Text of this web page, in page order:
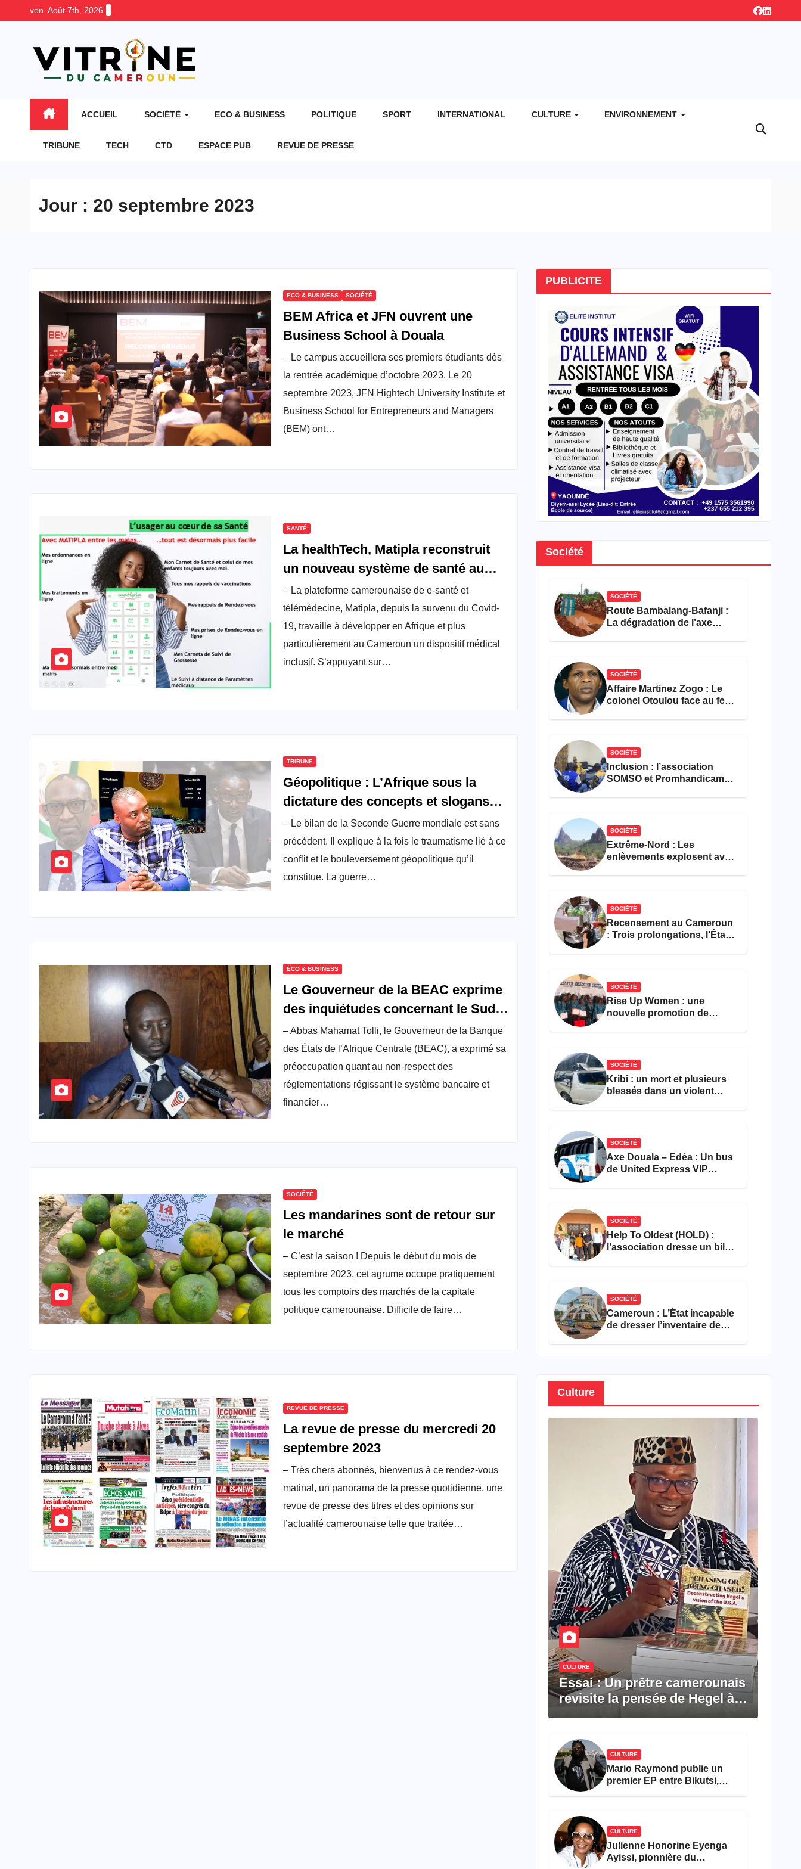
ven. Août 7th, 2026
ACCUEIL SOCIÉTÉ ECO & BUSINESS POLITIQUE SPORT INTERNATIONAL CULTURE ENVIRONNEMENT
TRIBUNE TECH CTD ESPACE PUB REVUE DE PRESSE
Jour : 20 septembre 2023
ECO & BUSINESS SOCIÉTÉ
BEM Africa et JFN ouvrent une
Business School à Douala
– Le campus accueillera ses premiers étudiants dès
la rentrée académique d’octobre 2023. Le 20
septembre 2023, JFN Hightech University Institute et
Business School for Entrepreneurs and Managers
(BEM) ont…
SANTÉ
La healthTech, Matipla reconstruit
un nouveau système de santé au
Cameroun
– La plateforme camerounaise de e-santé et
télémédecine, Matipla, depuis la survenu du Covid-
19, travaille à développer en Afrique et plus
particulièrement au Cameroun un dispositif médical
inclusif. S’appuyant sur…
TRIBUNE
Géopolitique : L’Afrique sous la
dictature des concepts et slogans
internationaux à des fins
esclavagistes
– Le bilan de la Seconde Guerre mondiale est sans
précédent. Il explique à la fois le traumatisme lié à ce
conflit et le bouleversement géopolitique qu’il
constitue. La guerre…
ECO & BUSINESS
Le Gouverneur de la BEAC exprime
des inquiétudes concernant le Sud-
africain MTN au Cameroun
– Abbas Mahamat Tolli, le Gouverneur de la Banque
des États de l’Afrique Centrale (BEAC), a exprimé sa
préoccupation quant au non-respect des
réglementations régissant le système bancaire et
financier…
SOCIÉTÉ
Les mandarines sont de retour sur
le marché
– C’est la saison ! Depuis le début du mois de
septembre 2023, cet agrume occupe pratiquement
tous les comptoirs des marchés de la capitale
politique camerounaise. Difficile de faire…
REVUE DE PRESSE
La revue de presse du mercredi 20
septembre 2023
– Très chers abonnés, bienvenus à ce rendez-vous
matinal, un panorama de la presse quotidienne, une
revue de presse des titres et des opinions sur
l’actualité camerounaise telle que traitée…
PUBLICITE
Société
SOCIÉTÉ
Route Bambalang-Bafanji :
La dégradation de l’axe
SOCIÉTÉ
Affaire Martinez Zogo : Le
colonel Otoulou face au feu
SOCIÉTÉ
Inclusion : l’association
SOMSO et Promhandicam
SOCIÉTÉ
Extrême-Nord : Les
enlèvements explosent avec
SOCIÉTÉ
Recensement au Cameroun
: Trois prolongations, l’État
SOCIÉTÉ
Rise Up Women : une
nouvelle promotion de
SOCIÉTÉ
Kribi : un mort et plusieurs
blessés dans un violent
SOCIÉTÉ
Axe Douala – Edéa : Un bus
de United Express VIP
SOCIÉTÉ
Help To Oldest (HOLD) :
l’association dresse un bilan
SOCIÉTÉ
Cameroun : L’État incapable
de dresser l’inventaire de
Culture
CULTURE
Essai : Un prêtre camerounais
revisite la pensée de Hegel à
CULTURE
Mario Raymond publie un
premier EP entre Bikutsi,
CULTURE
Julienne Honorine Eyenga
Ayissi, pionnière du